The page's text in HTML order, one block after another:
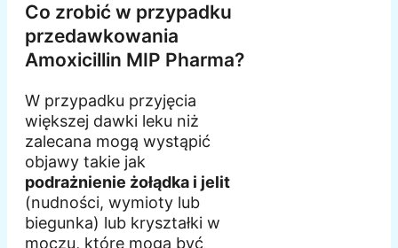
Co zrobić w przypadku
przedawkowania
Amoxicillin MIP Pharma?
W przypadku przyjęcia
większej dawki leku niż
zalecana mogą wystąpić
objawy takie jak
podrażnienie żołądka i jelit
(nudności, wymioty lub
biegunka) lub kryształki w
moczu, które mogą być